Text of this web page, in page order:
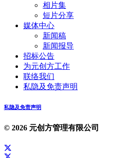
相片集
短片分享
媒体中心
新闻稿
新闻报导
招标公告
为元创方工作
联络我们
私隐及免责声明
私隐及免责声明
© 2026 元创方管理有限公司